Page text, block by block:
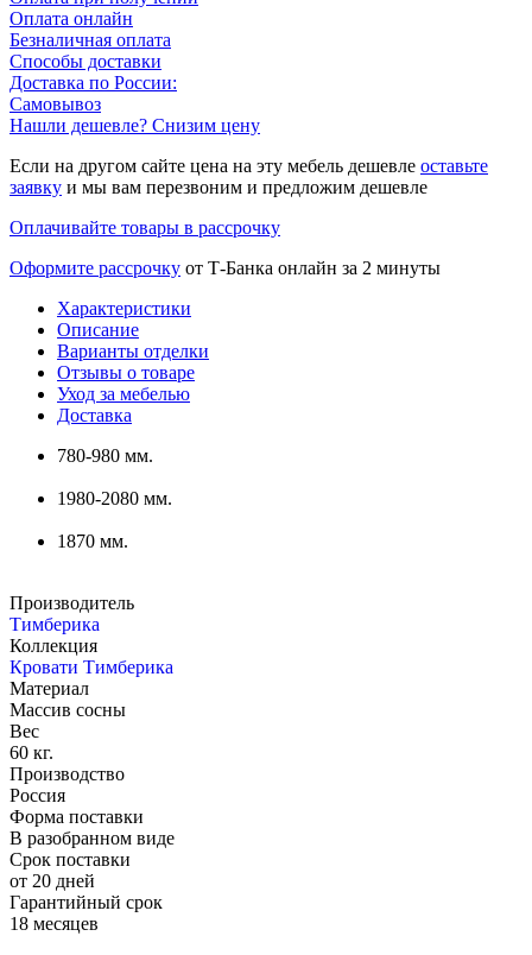
Оплата онлайн
Безналичная оплата
Способы доставки
Доставка по России:
Самовывоз
Нашли дешевле? Снизим цену
Если на другом сайте цена на эту мебель дешевле оставьте
заявку и мы вам перезвоним и предложим дешевле
Оплачивайте товары в рассрочку
Оформите рассрочку от Т-Банка онлайн за 2 минуты
Характеристики
Описание
Варианты отделки
Отзывы о товаре
Уход за мебелью
Доставка
780-980 мм.
1980-2080 мм.
1870 мм.
Производитель
Тимберика
Коллекция
Кровати Тимберика
Материал
Массив сосны
Вес
60 кг.
Производство
Россия
Форма поставки
В разобранном виде
Срок поставки
от 20 дней
Гарантийный срок
18 месяцев